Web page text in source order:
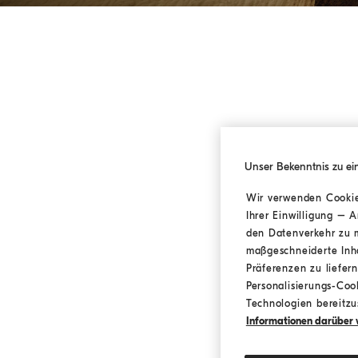
Unser Bekenntnis zu
Wir verwenden
Ihrer Einwilligung –
den Datenverkehr zu
maßgeschneiderte
Präferenzen zu
Personalisierungs-
Technologien
Informationen darüber